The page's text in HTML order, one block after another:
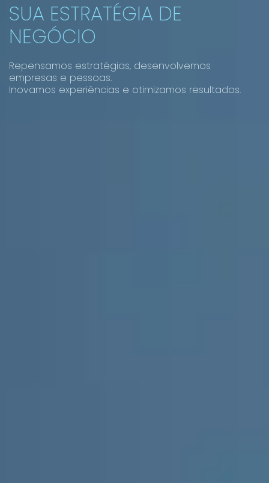
SUA ESTRATÉGIA DE
NEGÓCIO
Repensamos estratégias, desenvolvemos
empresas e pessoas.
Inovamos experiências e otimizamos resultados.